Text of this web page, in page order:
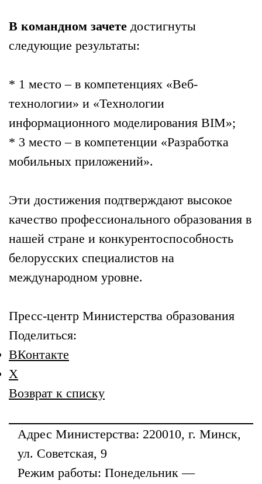
В командном зачете достигнуты
следующие результаты:
* 1 место – в компетенциях «Веб-
технологии» и «Технологии
информационного моделирования BIM»;
* 3 место – в компетенции «Разработка
мобильных приложений».
Эти достижения подтверждают высокое
качество профессионального образования в
нашей стране и конкурентоспособность
белорусских специалистов на
международном уровне.
Пресс-центр Министерства образования
Поделиться:
ВКонтакте
X
Возврат к списку
Адрес Министерства: 220010, г. Минск,
ул. Советская, 9
Режим работы: Понедельник —